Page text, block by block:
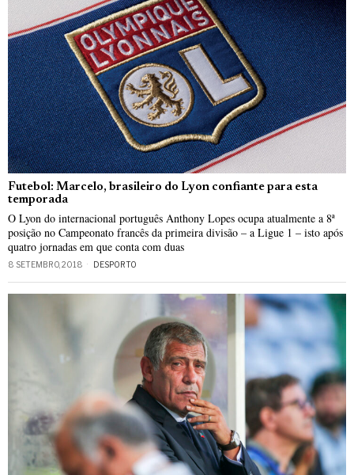
Futebol: Marcelo, brasileiro do Lyon confiante para esta
temporada
O Lyon do internacional português Anthony Lopes ocupa atualmente a 8ª
posição no Campeonato francês da primeira divisão – a Ligue 1 – isto após
quatro jornadas em que conta com duas
8 SETEMBRO, 2018 DESPORTO